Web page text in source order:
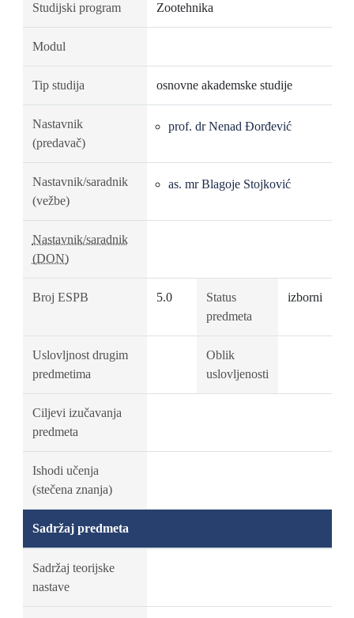
Studijski program Zootehnika
Modul
Tip studija osnovne akademske studije
Nastavnik
(predavač)
prof. dr Nenad Đorđević
Nastavnik/saradnik
(vežbe)
as. mr Blagoje Stojković
Nastavnik/saradnik
(DON)
Broj ESPB 5.0
Status
predmeta
izborni
Uslovljnost drugim
predmetima
Oblik
uslovljenosti
Ciljevi izučavanja
predmeta
Ishodi učenja
(stečena znanja)
Sadržaj predmeta
Sadržaj teorijske
nastave